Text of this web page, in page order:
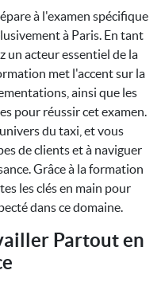
à l'examen spécifique
à Paris. En tant
un acteur essentiel de la
met l'accent sur la
ainsi que les
pour réussir cet examen.
du taxi, et vous
de clients et à naviguer
Grâce à la formation
les clés en main pour
dans ce domaine.
Partout en